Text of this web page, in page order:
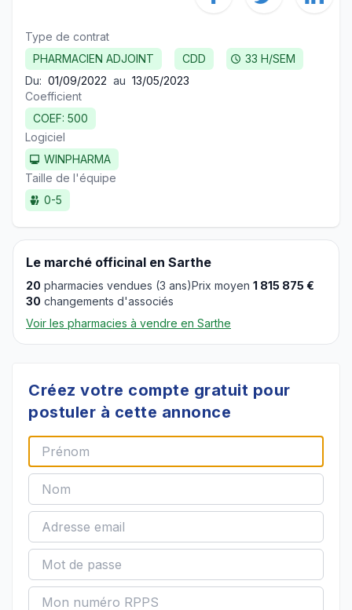
Type de contrat
PHARMACIEN ADJOINT
CDD
33 H/SEM
Du: 01/09/2022 au 13/05/2023
Coefficient
COEF: 500
Logiciel
WINPHARMA
Taille de l'équipe
0-5
Le marché officinal en Sarthe
20 pharmacies vendues (3 ans)Prix moyen 1 815 875 €
30 changements d'associés
Voir les pharmacies à vendre en Sarthe
Créez votre compte gratuit pour
postuler à cette annonce